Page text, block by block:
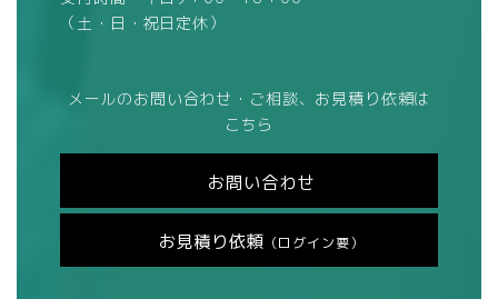
（土・日・祝日定休）
メールのお問い合わせ・ご相談、お見積り依頼は
こちら
お問い合わせ
お見積り依頼 （ログイン要）